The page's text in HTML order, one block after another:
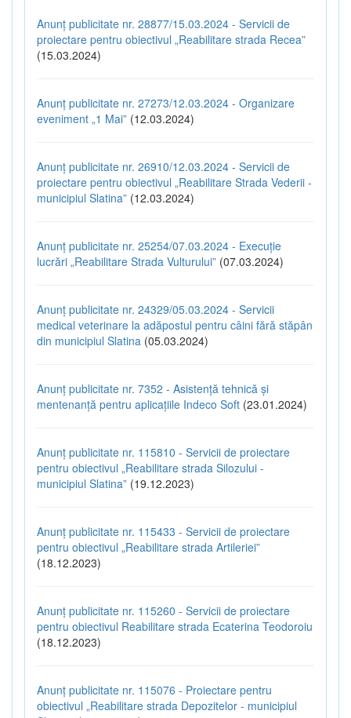
Anunț publicitate nr. 28877/15.03.2024 - Servicii de
proiectare pentru obiectivul „Reabilitare strada Recea”
(15.03.2024)
Anunț publicitate nr. 27273/12.03.2024 - Organizare
eveniment „1 Mai” (12.03.2024)
Anunț publicitate nr. 26910/12.03.2024 - Servicii de
proiectare pentru obiectivul „Reabilitare Strada Vederii -
municipiul Slatina” (12.03.2024)
Anunț publicitate nr. 25254/07.03.2024 - Execuție
lucrări „Reabilitare Strada Vulturului” (07.03.2024)
Anunț publicitate nr. 24329/05.03.2024 - Servicii
medical veterinare la adăpostul pentru câini fără stăpân
din municipiul Slatina (05.03.2024)
Anunț publicitate nr. 7352 - Asistență tehnică și
mentenanță pentru aplicațiile Indeco Soft (23.01.2024)
Anunț publicitate nr. 115810 - Servicii de proiectare
pentru obiectivul „Reabilitare strada Silozului -
municipiul Slatina” (19.12.2023)
Anunț publicitate nr. 115433 - Servicii de proiectare
pentru obiectivul „Reabilitare strada Artileriei”
(18.12.2023)
Anunț publicitate nr. 115260 - Servicii de proiectare
pentru obiectivul Reabilitare strada Ecaterina Teodoroiu
(18.12.2023)
Anunț publicitate nr. 115076 - Proiectare pentru
obiectivul „Reabilitare strada Depozitelor - municipiul